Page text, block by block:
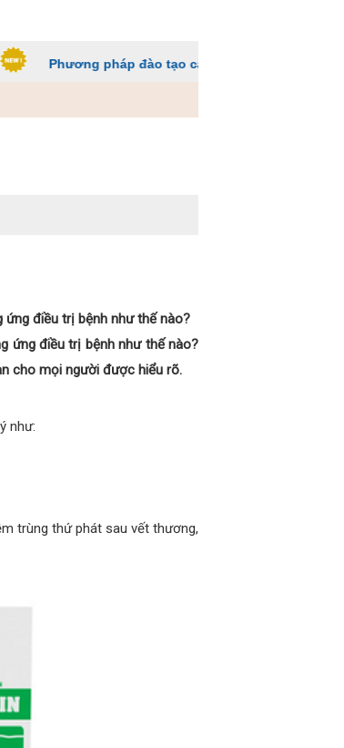
pháp đào tạo các trường ĐH để sinh viên không
điều trị bệnh như thế nào?
ứng điều trị bệnh như thế nào?
cho mọi người được hiểu rõ.
như:
trùng thứ phát sau vết thương,